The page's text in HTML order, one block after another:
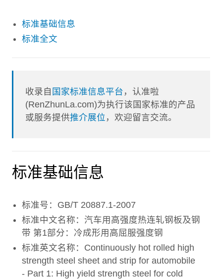
标准基础信息
标准全文
收录自 国家标准信息平台 ，认准啦
(RenZhunLa.com)为执行该国家标准的产品
或服务提供推介展位 ，欢迎留言交流。
标准基础信息
标准号：GB/T 20887.1-2007
标准中文名称：汽车用高强度热连轧钢板及钢
带 第1部分：冷成形用高屈服强度钢
标准英文名称：Continuously hot rolled high
strength steel sheet and strip for automobile
- Part 1: High yield strength steel for cold